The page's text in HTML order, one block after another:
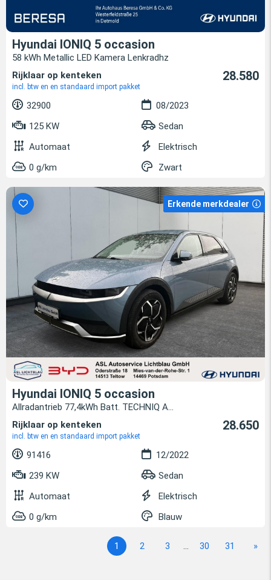
Hyundai IONIQ 5 occasion
58 kWh Metallic LED Kamera Lenkradhz
Rijklaar op kenteken
incl. btw en en standaard import pakket
28.580
32900
08/2023
125 KW
Sedan
Automaat
Elektrisch
0 g/km
Zwart
Erkende merkdealer
Hyundai IONIQ 5 occasion
Allradantrieb 77,4kWh Batt. TECHNIQ A...
Rijklaar op kenteken
incl. btw en en standaard import pakket
28.650
91416
12/2022
239 KW
Sedan
Automaat
Elektrisch
0 g/km
Blauw
1 2 3 ... 30 31 »